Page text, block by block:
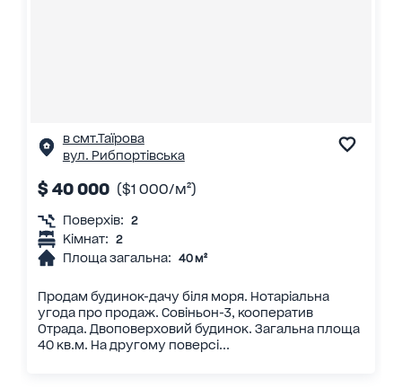
в смт.Таїрова
вул. Рибпортівська
$ 40 000 ($1 000/м²)
Поверхів: 2
Кімнат: 2
Площа загальна: 40 м²
Продам будинок-дачу біля моря. Нотаріальна
угода про продаж. Совіньон-3, кооператив
Отрада. Двоповерховий будинок. Загальна площа
40 кв.м. На другому поверсі...